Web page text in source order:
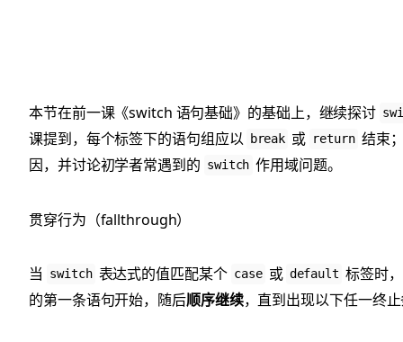
本节在前一课《switch 语句基础》的基础上，继续探讨
课提到，每个标签下的语句组应以 break 或 return 结束
因，并讨论初学者常遇到的 switch 作用域问题。
贯穿行为（fallthrough）
当 switch 表达式的值匹配某个 case 或 default 标签时
的第一条语句开始，随后顺序继续，直到出现以下任一终